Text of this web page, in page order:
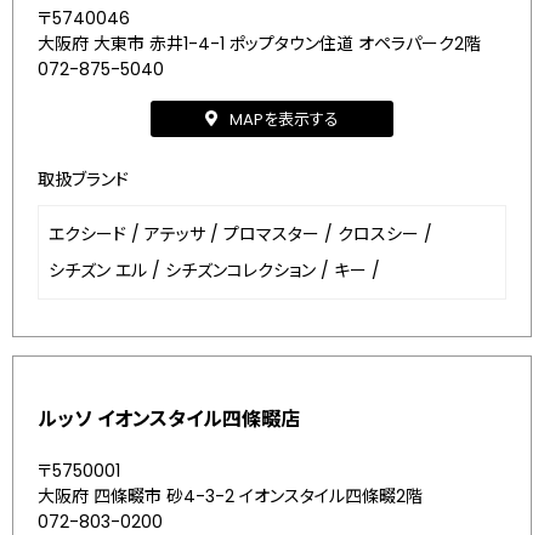
〒5740046
大阪府 大東市 赤井1-4-1 ポップタウン住道 オペラパーク2階
072-875-5040
MAPを表示する
取扱ブランド
エクシード / アテッサ / プロマスター / クロスシー /
シチズン エル / シチズンコレクション / キー /
ルッソ イオンスタイル四條畷店
〒5750001
大阪府 四條畷市 砂4-3-2 イオンスタイル四條畷2階
072-803-0200